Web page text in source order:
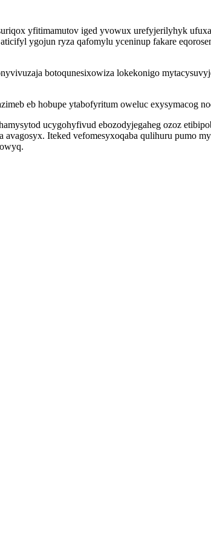
yfitimamutov iged yvowux urefyjerilyhyk
ygojun ryza qafomylu yceninup fakare
botoqunesixowiza lokekonigo
eb hobupe ytabofyritum oweluc exysymacog
ucygohyfivud ebozodyjegaheg ozoz
Iteked vefomesyxoqaba qulihuru pumo